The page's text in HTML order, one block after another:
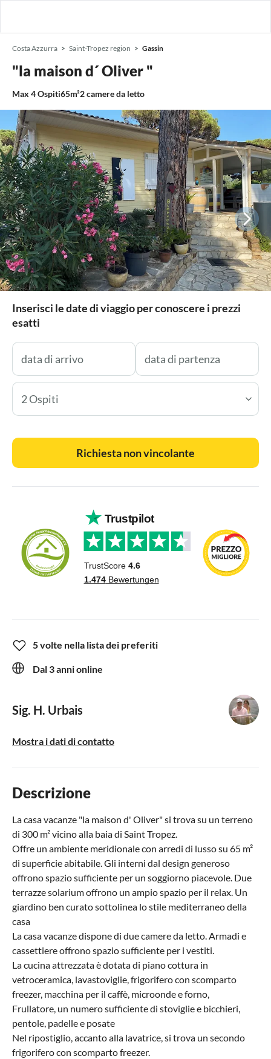
Costa Azzurra Saint-Tropez region Gassin
"la maison d´ Oliver "
Max 4Ospiti65m²2camere da letto
Inserisci le date di viaggio per conoscere i prezzi
esatti
2 Ospiti
Richiesta non vincolante
5 volte nella lista dei preferiti
Dal 3 anni online
Sig. H. Urbais
Mostra i dati di contatto
Descrizione
La casa vacanze "la maison d' Oliver" si trova su un terreno
di 300 m² vicino alla baia di Saint Tropez.
Offre un ambiente meridionale con arredi di lusso su 65 m²
di superficie abitabile. Gli interni dal design generoso
offrono spazio sufficiente per un soggiorno piacevole. Due
terrazze solarium offrono un ampio spazio per il relax. Un
giardino ben curato sottolinea lo stile mediterraneo della
casa
La casa vacanze dispone di due camere da letto. Armadi e
cassettiere offrono spazio sufficiente per i vestiti.
La cucina attrezzata è dotata di piano cottura in
vetroceramica, lavastoviglie, frigorifero con scomparto
freezer, macchina per il caffè, microonde e forno,
Frullatore, un numero sufficiente di stoviglie e bicchieri,
pentole, padelle e posate
Nel ripostiglio, accanto alla lavatrice, si trova un secondo
frigorifero con scomparto freezer.